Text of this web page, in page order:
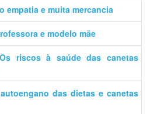
empatia e muita mercancia
e modelo mãe
riscos à saúde das canetas
das dietas e canetas